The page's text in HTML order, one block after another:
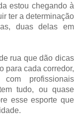
estou chegando à
ter a determinação
duas delas em
rua que dão dicas
para cada corredor,
profissionais
tudo, ou quase
esse esporte que